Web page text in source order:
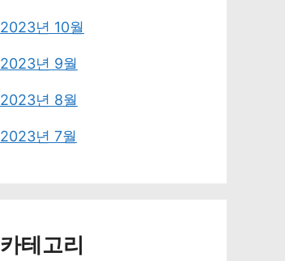
2023년 10월
2023년 9월
2023년 8월
2023년 7월
카테고리